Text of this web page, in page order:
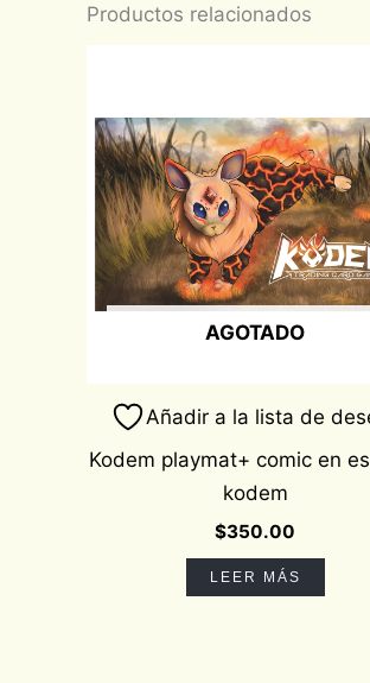
Productos relacionados
AGOTADO
Añadir a la lista de
Kodem playmat+ comic en
kodem
$350.00
LEER MÁS